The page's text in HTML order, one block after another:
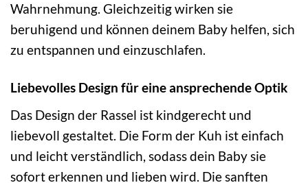
Wahrnehmung. Gleichzeitig wirken sie
beruhigend und können deinem Baby helfen, sich
zu entspannen und einzuschlafen.
Liebevolles Design für eine ansprechende Optik
Das Design der Rassel ist kindgerecht und
liebevoll gestaltet. Die Form der Kuh ist einfach
und leicht verständlich, sodass dein Baby sie
sofort erkennen und lieben wird. Die sanften